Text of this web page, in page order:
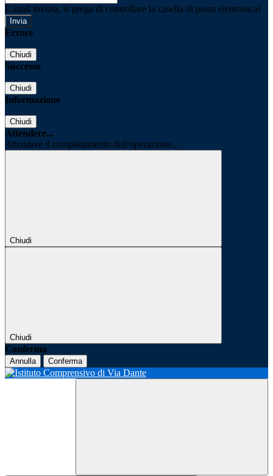
E-mail inviata, si prega di controllare la casella di posta elettronica!
Errore
Chiudi
Successo
Chiudi
Informazione
Chiudi
Attendere...
Attendere il completamento dell'operazione...
Chiudi
Chiudi
Conferma
Annulla Conferma